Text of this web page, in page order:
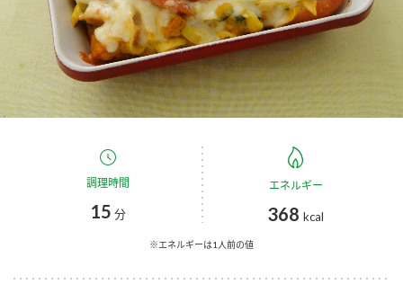
みりん風・料理酒 鍋用調味料
つゆ たれ
スープ 中華
ブランド・スペシャルサイト トップ
商品ブランドサイト
Fibee（ファイビー）
くらしプラ酢
お酢ドリンク
つゆ
企業情報
国内事業概要
企業理念
ミツカンの歴史
ミツカンを知る
環境への取り組み
調理時間
15 分
エネルギー
368 kcal
※エネルギーは1人前の値